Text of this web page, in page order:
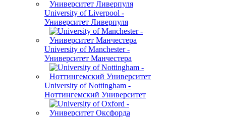
University of Liverpool -
Университет Ливерпуля
University of Manchester -
Университет Манчестера
University of Nottingham -
Ноттингемский Университет